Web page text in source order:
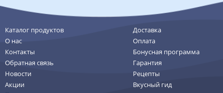
Каталог продуктов
О нас
Контакты
Обратная связь
Новости
Акции
Доставка
Оплата
Бонусная программа
Гарантия
Рецепты
Вкусный гид